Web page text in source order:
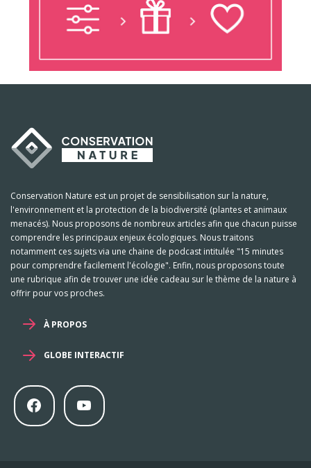
Conservation Nature est un projet de sensibilisation sur la nature,
l'environnement et la protection de la biodiversité (plantes et animaux
menacés). Nous proposons de nombreux articles afin que chacun puisse
comprendre les principaux enjeux écologiques. Nous traitons
notamment ces sujets via une chaine de podcast intitulée "15 minutes
pour comprendre facilement l'écologie". Enfin, nous proposons toute
une rubrique afin de trouver une idée cadeau sur le thème de la nature à
offrir pour vos proches.
À PROPOS
GLOBE INTERACTIF